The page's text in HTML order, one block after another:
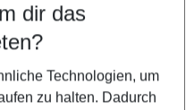
dir das
Technologien, um
zu halten. Dadurch